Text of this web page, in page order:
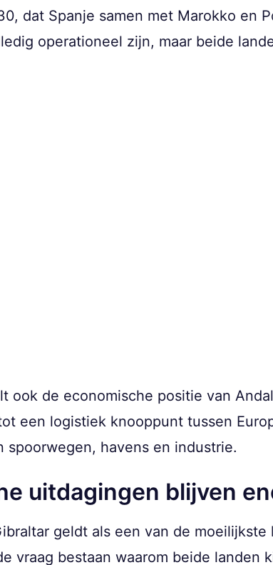
dat Spanje samen met Marokko en
operationeel zijn, maar beide
ook de economische positie van
een logistiek knooppunt tussen
spoorwegen, havens en industrie.
uitdagingen blijven
geldt als een van de
vraag bestaan waarom beide